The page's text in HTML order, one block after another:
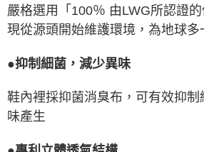
嚴格選用「100％ 由LWG所認證
現從源頭開始維護環境，為地球
●抑制細菌，減少異味
鞋內裡採抑菌消臭布，可有效抑制
味產生